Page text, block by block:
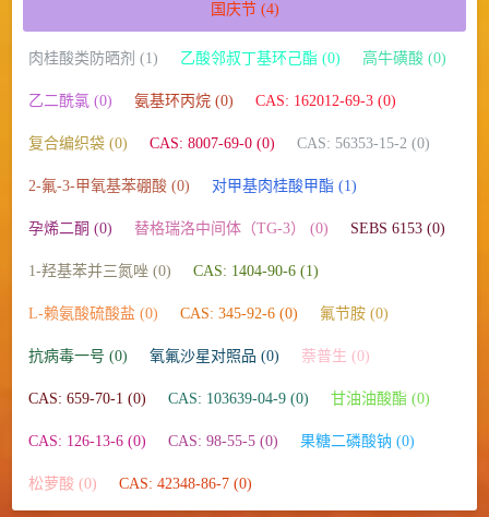
国庆节(4)
肉桂酸类防晒剂 (1) 乙酸邻叔丁基环己酯 (0) 高牛磺酸 (0)
乙二酰氯 (0) 氨基环丙烷 (0) CAS: 162012-69-3 (0)
复合编织袋 (0) CAS: 8007-69-0 (0) CAS: 56353-15-2 (0)
2-氟-3-甲氧基苯硼酸 (0) 对甲基肉桂酸甲酯 (1)
孕烯二酮 (0) 替格瑞洛中间体（TG-3） (0) SEBS 6153 (0)
1-羟基苯并三氮唑 (0) CAS: 1404-90-6 (1)
L-赖氨酸硫酸盐 (0) CAS: 345-92-6 (0) 氟节胺 (0)
抗病毒一号 (0) 氧氟沙星对照品 (0) 萘普生 (0)
CAS: 659-70-1 (0) CAS: 103639-04-9 (0) 甘油油酸酯 (0)
CAS: 126-13-6 (0) CAS: 98-55-5 (0) 果糖二磷酸钠 (0)
松萝酸 (0) CAS: 42348-86-7 (0)